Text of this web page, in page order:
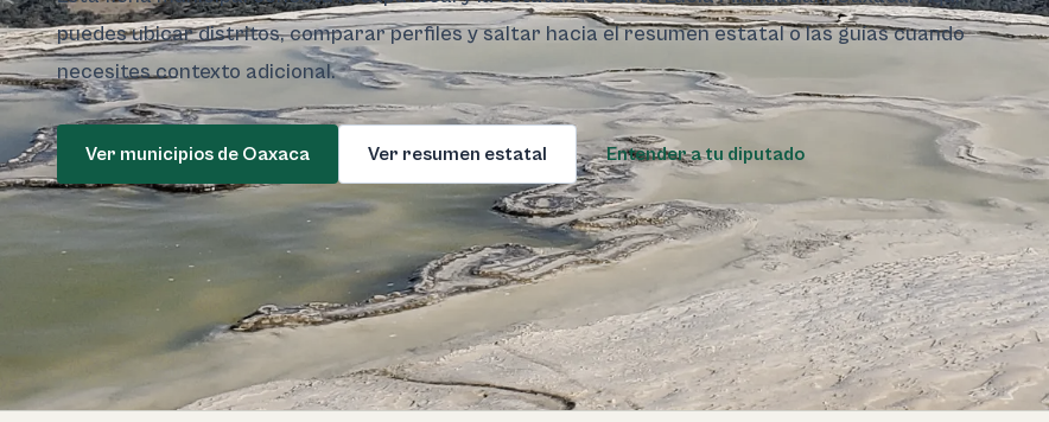
puedes ubicar distritos, comparar perfiles y saltar hacia el resumen estatal o las guías cuando
necesites contexto adicional.
Ver municipios de Oaxaca Ver resumen estatal Entender a tu diputado